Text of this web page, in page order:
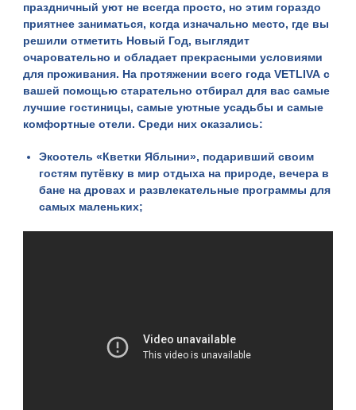
праздничный уют не всегда просто, но этим гораздо
приятнее заниматься, когда изначально место, где вы
решили отметить Новый Год, выглядит
очаровательно и обладает прекрасными условиями
для проживания. На протяжении всего годаVETLIVA с
вашей помощью старательно отбирал для вас самые
лучшие гостиницы, самые уютные усадьбы и самые
комфортные отели. Среди них оказались:
Экоотель «Кветки Яблыни», подаривший своим
гостям путёвку в мир отдыха на природе, вечера в
бане на дровах и развлекательные программы для
самых маленьких;